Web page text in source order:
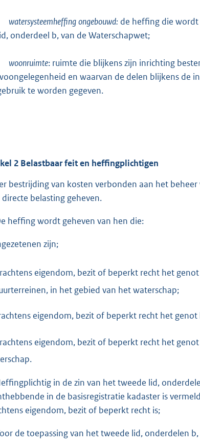
watersysteemheffing ongebouwd: de heffing die
onderdeel b, van de Waterschapwet;
woonruimte: ruimte die blijkens zijn inrichting
en waarvan de delen blijkens de
te worden gegeven.
2 Belastbaar feit en heffingplichtigen
bestrijding van kosten verbonden aan het
directe belasting geheven.
heffing wordt geheven van hen die:
zijn;
eigendom, bezit of beperkt recht het
in het gebied van het waterschap;
eigendom, bezit of beperkt recht het
eigendom, bezit of beperkt recht het
in de zin van het tweede lid,
in de basisregistratie kadaster is
eigendom, bezit of beperkt recht is;
de toepassing van het tweede lid, onderdelen